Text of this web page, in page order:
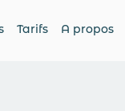
Tarifs A propos